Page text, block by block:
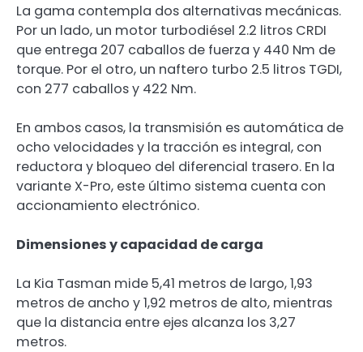
La gama contempla dos alternativas mecánicas.
Por un lado, un motor turbodiésel 2.2 litros CRDI
que entrega 207 caballos de fuerza y 440 Nm de
torque. Por el otro, un naftero turbo 2.5 litros TGDI,
con 277 caballos y 422 Nm.
En ambos casos, la transmisión es automática de
ocho velocidades y la tracción es integral, con
reductora y bloqueo del diferencial trasero. En la
variante X-Pro, este último sistema cuenta con
accionamiento electrónico.
Dimensiones y capacidad de carga
La Kia Tasman mide 5,41 metros de largo, 1,93
metros de ancho y 1,92 metros de alto, mientras
que la distancia entre ejes alcanza los 3,27
metros.